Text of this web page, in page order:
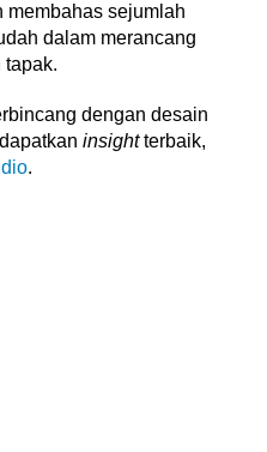
membahas sejumlah
dalam merancang
tapak.
dengan desain
insightterbaik,
.